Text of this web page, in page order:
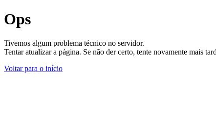
Ops
Tivemos algum problema técnico no servidor.
Tentar atualizar a página. Se não der certo, tente novamente mais
Voltar para o início